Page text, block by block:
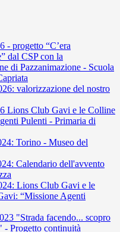
- progetto “C’era
dal CSP con la
di Pazzanimazione - Scuola
valorizzazione del nostro
Lions Club Gavi e le Colline
Pulenti - Primaria di
Torino - Museo del
Calendario dell'avvento
Lions Club Gavi e le
“Missione Agenti
"Strada facendo... scopro
- Progetto continuità